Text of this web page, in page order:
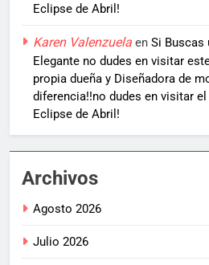
Eclipse de Abril!
Karen Valenzuela en Si Buscas
Elegante no dudes en visitar
propia dueña y Diseñadora de
diferencia!!no dudes en visitar
Eclipse de Abril!
Archivos
Agosto 2026
Julio 2026